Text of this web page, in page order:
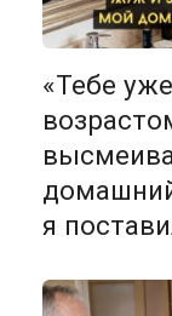
«Тебе
я